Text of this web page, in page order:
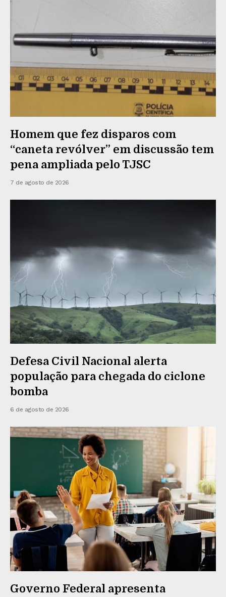
Homem que fez disparos com
“caneta revólver” em discussão tem
pena ampliada pelo TJSC
7 de agosto de 2026
Defesa Civil Nacional alerta
população para chegada do ciclone
bomba
6 de agosto de 2026
Governo Federal apresenta